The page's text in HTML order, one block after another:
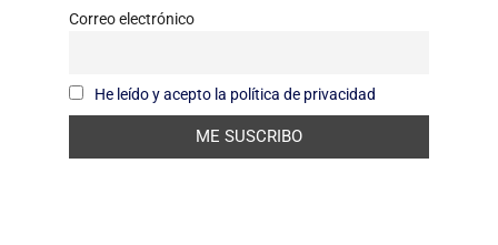
Correo electrónico
He leído y acepto la política de privacidad